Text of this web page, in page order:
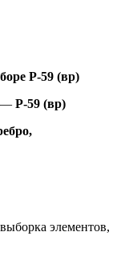
Р-59 (вр)
— Р-59 (вр)
элементов,